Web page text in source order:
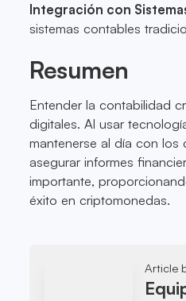
Integración con
sistemas contables
Resumen
Entender la contabilidad
digitales. Al usar
mantenerse al día con los
asegurar informes
importante,
éxito en criptomonedas.
Article